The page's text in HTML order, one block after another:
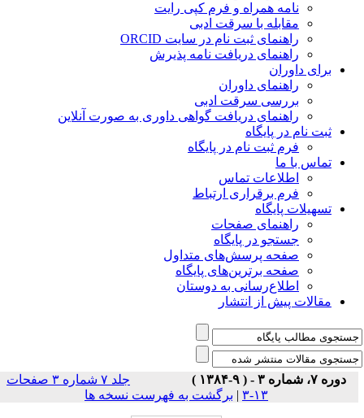
نامه همراه و فرم کپی رایت
مقابله با سرقت ادبی
راهنمای ثبت نام در سایت ORCID
راهنمای دریافت نامه پذیرش
برای داوران
راهنمای داوران
بررسی سرقت ادبی
راهنمای دریافت گواهی داوری به صورت آنلاین
ثبت نام در پایگاه
فرم ثبت نام در پایگاه
تماس با ما
اطلاعات تماس
فرم برقراری ارتباط
تسهیلات پایگاه
راهنمای صفحات
جستجو در پایگاه
صفحه پرسش‌های متداول
صفحه برترین‌های پایگاه
اطلاع‌رسانی به دوستان
مقالات پیش از انتشار
دوره ۷، شماره ۳ - ( ۹-۱۳۸۴ )
جلد ۷ شماره ۳ صفحات
۱۳-۳
|برگشت به فهرست نسخه ها